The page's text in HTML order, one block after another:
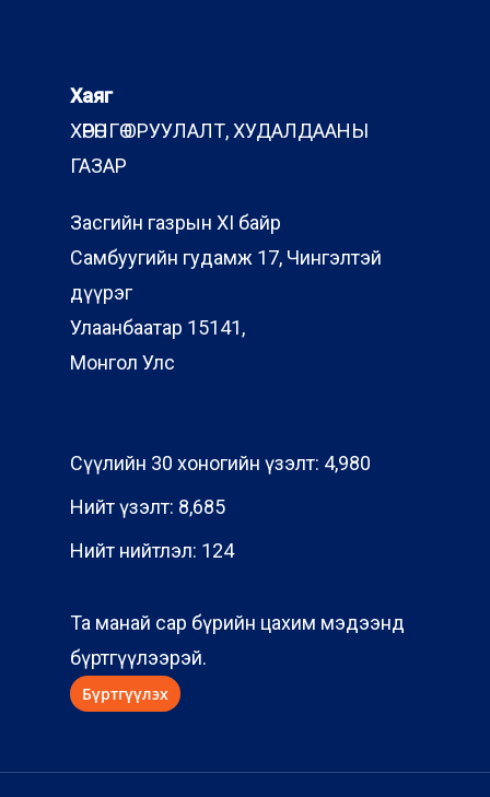
Хаяг
ХӨРӨНГӨ ОРУУЛАЛТ, ХУДАЛДААНЫ
ГАЗАР
Засгийн газрын XI байр
Самбуугийн гудамж 17, Чингэлтэй
дүүрэг
Улаанбаатар 15141,
Монгол Улс
Сүүлийн 30 хоногийн үзэлт: 4,980
Нийт үзэлт: 8,685
Нийт нийтлэл: 124
Та манай сар бүрийн цахим мэдээнд
бүртгүүлээрэй.